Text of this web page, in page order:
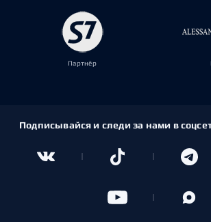
Партнёр
Подписывайся и следи за нами в